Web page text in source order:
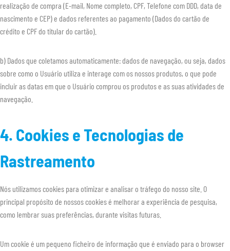
realização de compra (E-mail, Nome completo, CPF, Telefone com DDD, data de
nascimento e CEP) e dados referentes ao pagamento (Dados do cartão de
crédito e CPF do titular do cartão).
b) Dados que coletamos automaticamente: dados de navegação, ou seja, dados
sobre como o Usuário utiliza e interage com os nossos produtos, o que pode
incluir as datas em que o Usuário comprou os produtos e as suas atividades de
navegação.
4. Cookies e Tecnologias de
Rastreamento
Nós utilizamos cookies para otimizar e analisar o tráfego do nosso site. O
principal propósito de nossos cookies é melhorar a experiência de pesquisa,
como lembrar suas preferências, durante visitas futuras.
Um cookie é um pequeno ficheiro de informação que é enviado para o browser